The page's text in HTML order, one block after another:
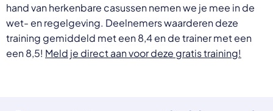
hand van herkenbare casussen nemen we je mee in de
wet- en regelgeving. Deelnemers waarderen deze
training gemiddeld met een 8,4 en de trainer met een
een 8,5! Meld je direct aan voor deze gratis training!